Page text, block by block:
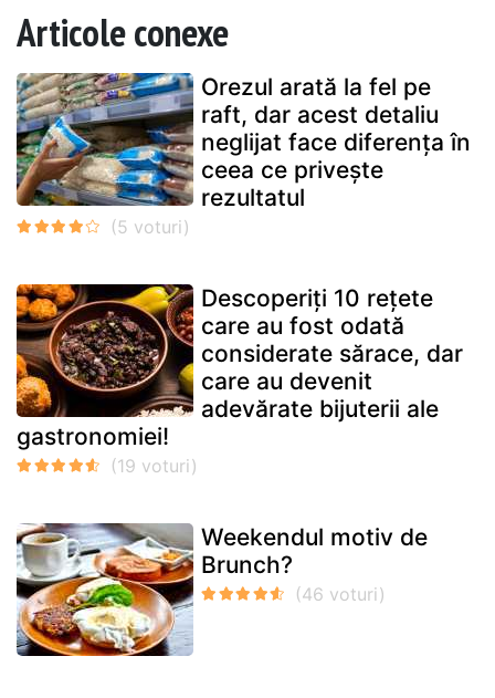
Articole conexe
Orezul arată la fel pe
raft, dar acest detaliu
neglijat face diferența în
ceea ce privește
rezultatul
Descoperiți 10 rețete
care au fost odată
considerate sărace, dar
care au devenit
adevărate bijuterii ale
gastronomiei!
Weekendul motiv de
Brunch?